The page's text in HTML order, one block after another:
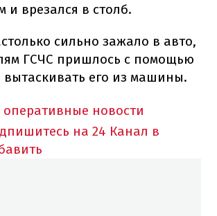
и врезался в столб.
сильно зажало в авто,
ГСЧС пришлось с помощью
вытаскивать его из машины.
оперативные новости
на 24 Канал в